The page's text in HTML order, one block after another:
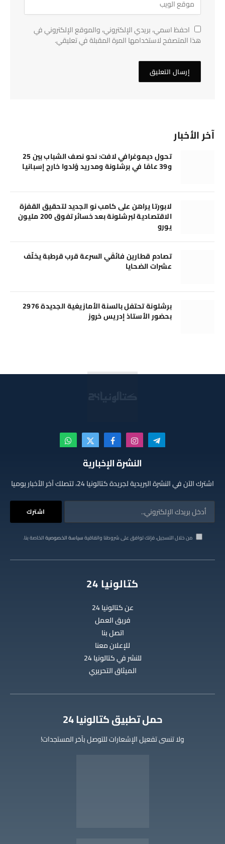
احفظ اسمي، بريدي الإلكتروني، والموقع الإلكتروني في
هذا المتصفح لاستخدامها المرة المقبلة في تعليقي.
آخر الأخبار
تحول ديموغرافي لافت: نحو نصف الشباب بين 25
و39 عامًا في برشلونة ومدريد وُلدوا خارج إسبانيا
لابورتا يراهن على كامب نو الجديد لتحقيق القفزة
الاقتصادية لبرشلونة بعد خسائر تفوق 200 مليون
يورو
تصادم قطارين فائقَي السرعة قرب قرطبة يخلّف
عشرات الضحايا
برشلونة تحتفل بالسنة الأمازيغية الجديدة 2976
بحضور الأستاذ إدريس خروز
تيلقرام الانستغرامفيسبوكX
(Twitter)
واتساب
النشرة الإخبارية
اشترك الآن في النشرة البريدية لجريدة كتالونيا 24، لتصلك آخر الأخبار يوميا
من خلال التسجيل، فإنك توافق على شروطنا واتفاقيةسياسة الخصوصيةالخاصة بنا.
كتالونيا 24
عن كتالونيا 24
فريق العمل
اتصل بنا
للإعلان معنا
للنشر في كتالونيا 24
الميثاق التحريري
‫حمل تطبيق كتالونيا 24
ولا تنسى تفعيل الإشعارات للتوصل بآخر المستجدات!